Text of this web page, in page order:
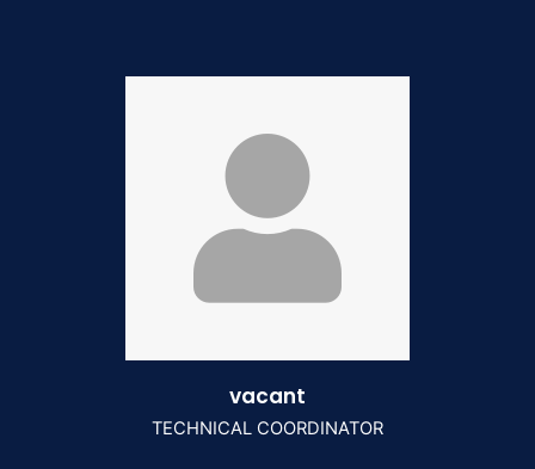
vacant
TECHNICAL COORDINATOR